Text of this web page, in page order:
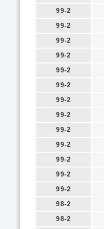
99-2
99-2
99-2
99-2
99-2
99-2
99-2
99-2
99-2
99-2
99-2
99-2
99-2
98-2
98-2